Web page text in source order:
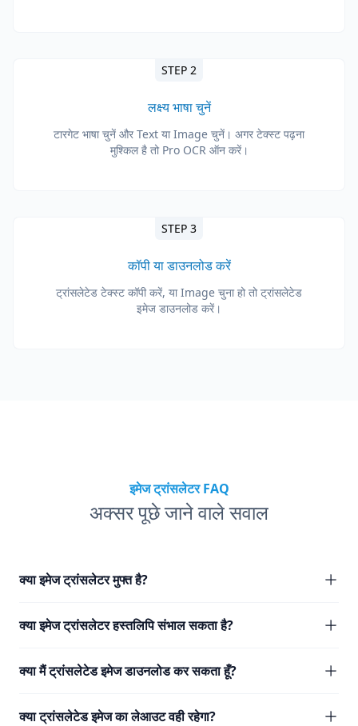
STEP 2
लक्ष्य भाषा चुनें
टारगेट भाषा चुनें और Text या Image चुनें। अगर टेक्स्ट पढ़ना
मुश्किल है तो Pro OCR ऑन करें।
STEP 3
कॉपी या डाउनलोड करें
ट्रांसलेटेड टेक्स्ट कॉपी करें, या Image चुना हो तो ट्रांसलेटेड
इमेज डाउनलोड करें।
इमेज ट्रांसलेटर FAQ
अक्सर पूछे जाने वाले सवाल
क्या इमेज ट्रांसलेटर मुफ्त है?
क्या इमेज ट्रांसलेटर हस्तलिपि संभाल सकता है?
क्या मैं ट्रांसलेटेड इमेज डाउनलोड कर सकता हूँ?
क्या ट्रांसलेटेड इमेज का लेआउट वही रहेगा?